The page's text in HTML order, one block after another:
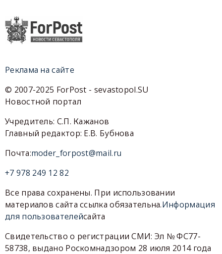
Реклама на сайте
© 2007-2025 ForPost - sevastopol.SU
Новостной портал
Учредитель: С.П. Кажанов
Главный редактор: Е.В. Бубнова
Почта:moder_forpost@mail.ru
+7 978 249 12 82
Все права сохранены. При использовании
материалов сайта ссылка обязательна.Информация
для пользователейсайта
Свидетельство о регистрации СМИ: Эл № ФС77-
58738, выдано Роскомнадзором 28 июля 2014 года